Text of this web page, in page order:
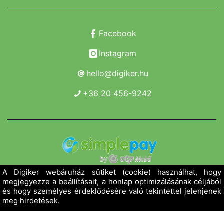
Facebook
Instagram
hello@digiker.hu
+36 20 456-9242
Copyright 2019 - 2026. Borsod Agroker Zrt.